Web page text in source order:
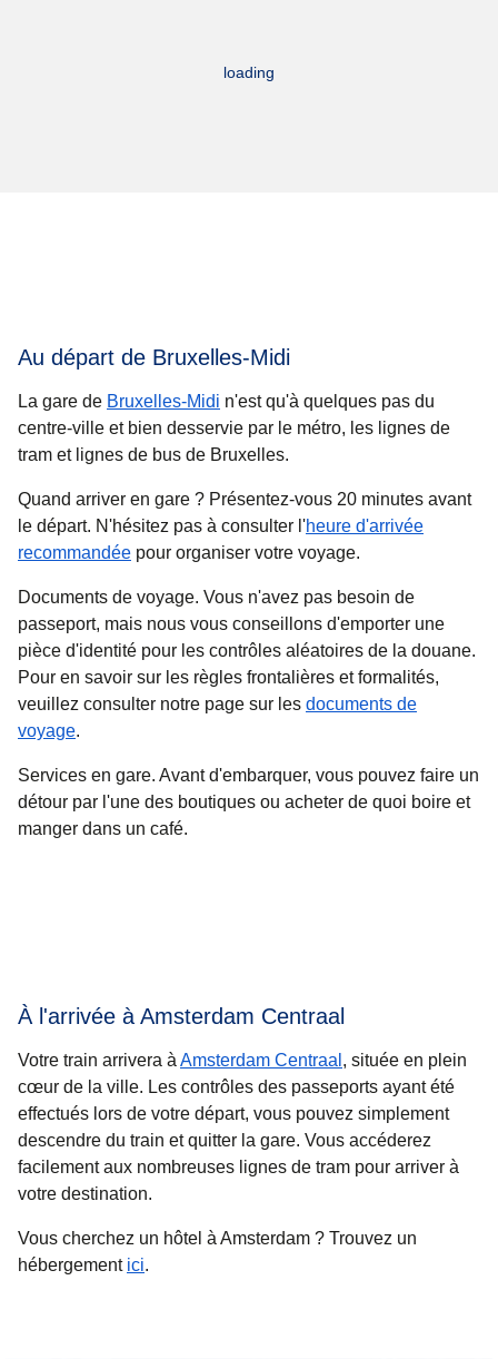
loading
Au départ de Bruxelles-Midi
La gare de Bruxelles-Midi n'est qu'à quelques pas du
centre-ville et bien desservie par le métro, les lignes de
tram et lignes de bus de Bruxelles.
Quand arriver en gare ? Présentez-vous 20 minutes avant
le départ. N'hésitez pas à consulter l'heure d'arrivée
recommandée pour organiser votre voyage.
Documents de voyage. Vous n'avez pas besoin de
passeport, mais nous vous conseillons d'emporter une
pièce d'identité pour les contrôles aléatoires de la douane.
Pour en savoir sur les règles frontalières et formalités,
veuillez consulter notre page sur les documents de
voyage.
Services en gare. Avant d'embarquer, vous pouvez faire un
détour par l'une des boutiques ou acheter de quoi boire et
manger dans un café.
À l'arrivée à Amsterdam Centraal
Votre train arrivera àAmsterdam Centraal , située en plein
cœur de la ville. Les contrôles des passeports ayant été
effectués lors de votre départ, vous pouvez simplement
descendre du train et quitter la gare. Vous accéderez
facilement aux nombreuses lignes de tram pour arriver à
votre destination.
Vous cherchez un hôtel à Amsterdam ? Trouvez un
hébergement ici.